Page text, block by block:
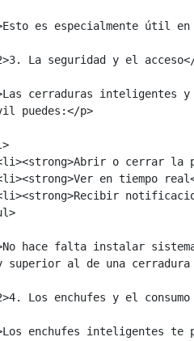
es especialmente útil
La seguridad y el
cerraduras inteligentes
puedes:</p>
hace falta instalar
superior al de una cerradura
Los enchufes y el
enchufes inteligentes te